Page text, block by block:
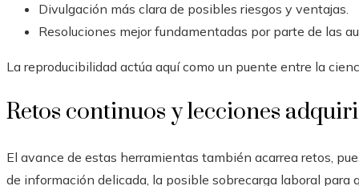
Divulgación más clara de posibles riesgos y ventajas.
Resoluciones mejor fundamentadas por parte de las
La reproducibilidad actúa aquí como un puente entre la
Retos continuos y lecciones
El avance de estas herramientas también acarrea retos,
de información delicada, la posible sobrecarga laboral